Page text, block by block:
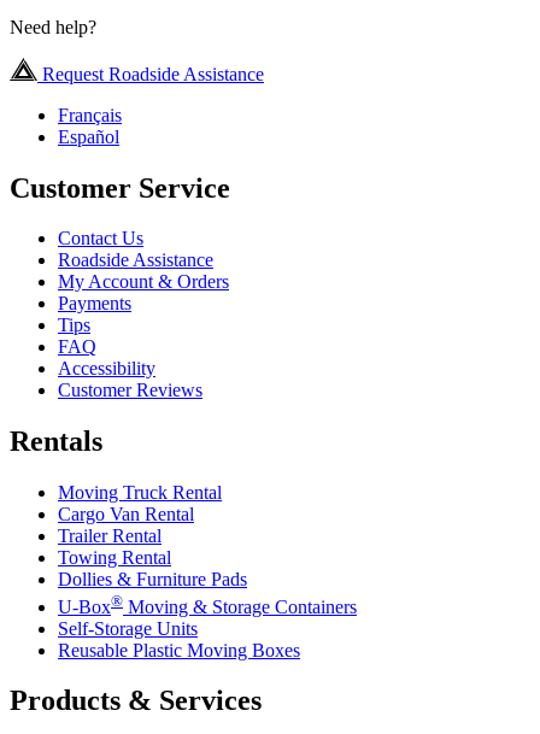
Need help?
Request Roadside Assistance
Français
Español
Customer Service
Contact Us
Roadside Assistance
My Account & Orders
Payments
Tips
FAQ
Accessibility
Customer Reviews
Rentals
Moving Truck Rental
Cargo Van Rental
Trailer Rental
Towing Rental
Dollies & Furniture Pads
U-Box® Moving & Storage Containers
Self-Storage Units
Reusable Plastic Moving Boxes
Products & Services